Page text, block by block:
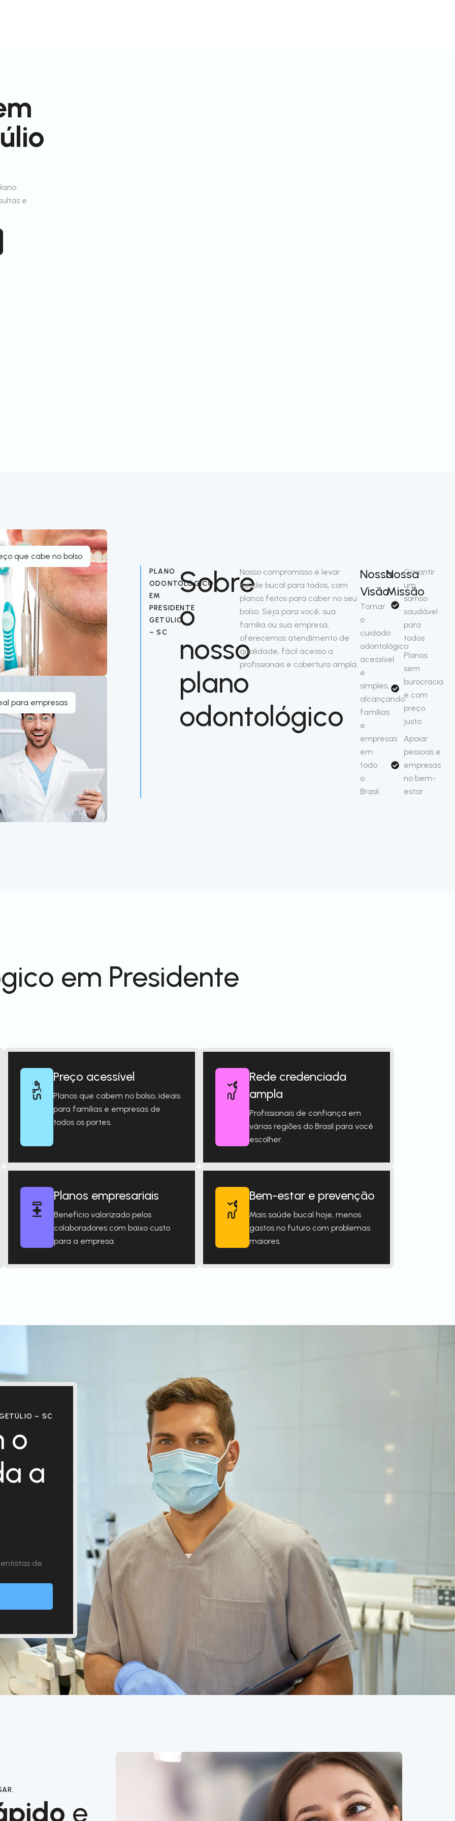
e
que cabe no bolso
para empresas
PLANO
ODONTOLÓGICO
EM
PRESIDENTE
GETÚLIO
– SC
Sobre
o
nosso
plano
odontológico
Nosso compromisso é levar
saúde bucal para todos, com
planos feitos para caber no seu
bolso. Seja para você, sua
família ou sua empresa,
oferecemos atendimento de
qualidade, fácil acesso a
profissionais e cobertura ampla.
Nossa
Visão
Tornar
o
cuidado
odontológico
acessível
e
simples,
alcançando
famílias
e
empresas
em
todo
o
Brasil.
Nossa
Missão
Garantir
um
sorriso
saudável
para
todos
Planos
sem
burocracia
e com
preço
justo
Apoiar
pessoas e
empresas
no bem-
estar
em Presidente
Preço acessível
Planos que cabem no bolso, ideais
para famílias e empresas de
todos os portes.
Rede credenciada
ampla
Profissionais de confiança em
várias regiões do Brasil para você
escolher.
Planos empresariais
Benefício valorizado pelos
colaboradores com baixo custo
para a empresa.
Bem-estar e prevenção
Mais saúde bucal hoje, menos
gastos no futuro com problemas
maiores.
– SC
o
a
de
e